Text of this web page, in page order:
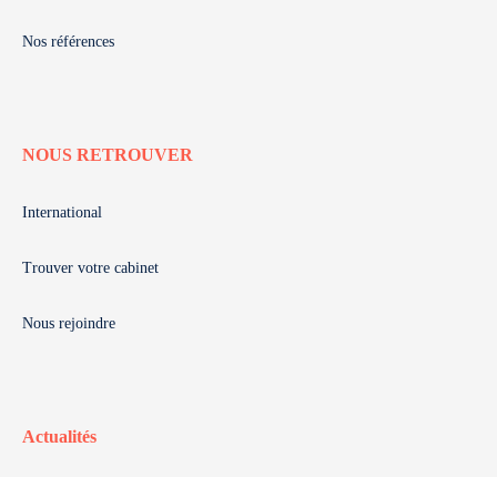
Nos références
NOUS RETROUVER
International
Trouver votre cabinet
Nous rejoindre
Actualités